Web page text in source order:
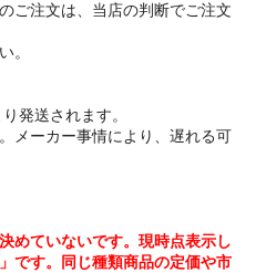
ご注文は、当店の判断でご注文
。
発送されます。
メーカー事情により、遅れる可
めていないです。現時点表示し
です。同じ種類商品の定価や市